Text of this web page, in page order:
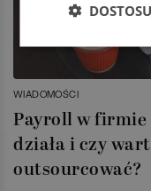
WIADOMOŚCI
Payroll w firmie
działa i czy
outsourcować?